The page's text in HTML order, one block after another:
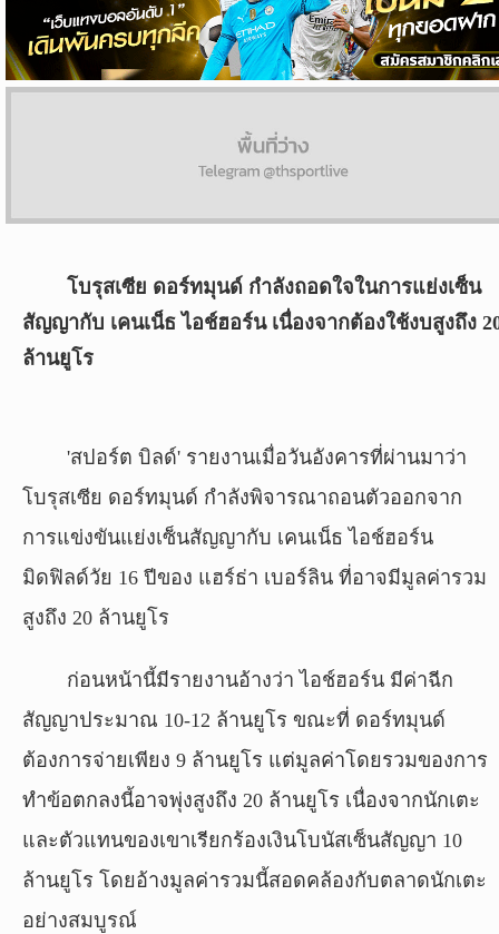
โบรุสเซีย ดอร์ทมุนด์ กำลังถอดใจในการแย่งเซ็น
สัญญากับ เคนเน็ธ ไอช์ฮอร์น เนื่องจากต้องใช้งบสูงถึง
ล้านยูโร
'สปอร์ต บิลด์' รายงานเมื่อวันอังคารที่ผ่านมาว่า
โบรุสเซีย ดอร์ทมุนด์ กำลังพิจารณาถอนตัวออกจาก
การแข่งขันแย่งเซ็นสัญญากับ เคนเน็ธ ไอช์ฮอร์น
มิดฟิลด์วัย 16 ปีของ แฮร์ธ่า เบอร์ลิน ที่อาจมีมูลค่ารวม
สูงถึง 20 ล้านยูโร
ก่อนหน้านี้มีรายงานอ้างว่า ไอช์ฮอร์น มีค่าฉีก
สัญญาประมาณ 10-12 ล้านยูโร ขณะที่ ดอร์ทมุนด์
ต้องการจ่ายเพียง 9 ล้านยูโร แต่มูลค่าโดยรวมของการ
ทำข้อตกลงนี้อาจพุ่งสูงถึง 20 ล้านยูโร เนื่องจากนักเตะ
และตัวแทนของเขาเรียกร้องเงินโบนัสเซ็นสัญญา 10
ล้านยูโร โดยอ้างมูลค่ารวมนี้สอดคล้องกับตลาดนักเตะ
อย่างสมบูรณ์
งาม
ผล
©
2026